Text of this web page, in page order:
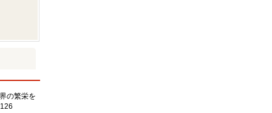
の繁栄を